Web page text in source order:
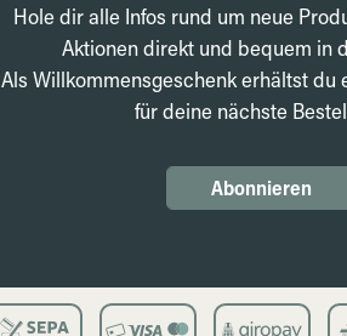
Hole dir alle Infos rund um neue
Aktionen direkt und bequem in
Als Willkommensgeschenk erhältst du
für deine nächste
Abonnieren